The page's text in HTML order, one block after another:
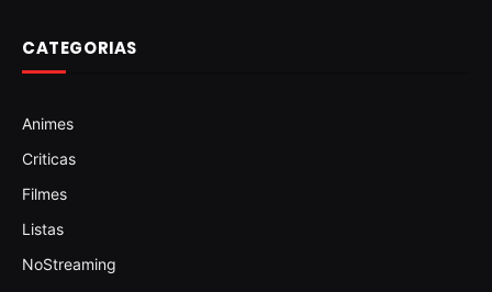
CATEGORIAS
Animes
Criticas
Filmes
Listas
NoStreaming